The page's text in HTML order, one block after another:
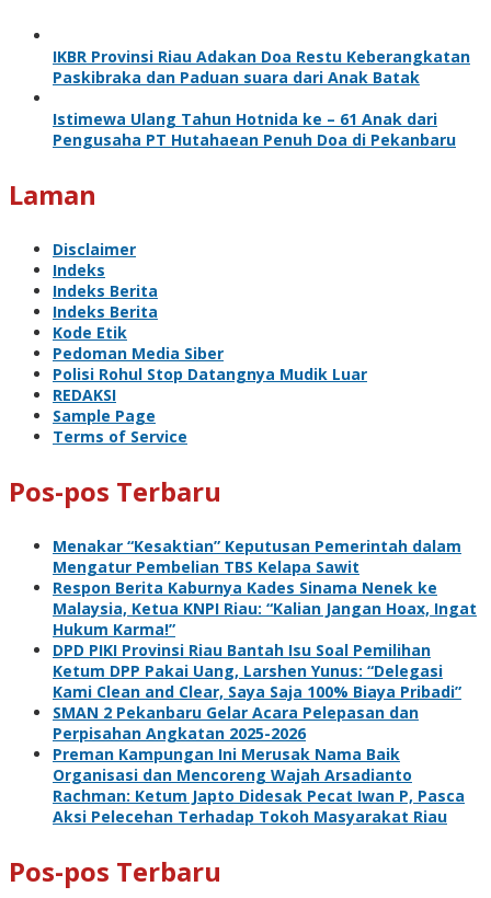
IKBR Provinsi Riau Adakan Doa Restu Keberangkatan
Paskibraka dan Paduan suara dari Anak Batak
Istimewa Ulang Tahun Hotnida ke – 61 Anak dari
Pengusaha PT Hutahaean Penuh Doa di Pekanbaru
Laman
Disclaimer
Indeks
Indeks Berita
Indeks Berita
Kode Etik
Pedoman Media Siber
Polisi Rohul Stop Datangnya Mudik Luar
REDAKSI
Sample Page
Terms of Service
Pos-pos Terbaru
Menakar “Kesaktian” Keputusan Pemerintah dalam
Mengatur Pembelian TBS Kelapa Sawit
Respon Berita Kaburnya Kades Sinama Nenek ke
Malaysia, Ketua KNPI Riau: “Kalian Jangan Hoax, Ingat
Hukum Karma!”
DPD PIKI Provinsi Riau Bantah Isu Soal Pemilihan
Ketum DPP Pakai Uang, Larshen Yunus: “Delegasi
Kami Clean and Clear, Saya Saja 100% Biaya Pribadi”
SMAN 2 Pekanbaru Gelar Acara Pelepasan dan
Perpisahan Angkatan 2025-2026
Preman Kampungan Ini Merusak Nama Baik
Organisasi dan Mencoreng Wajah Arsadianto
Rachman: Ketum Japto Didesak Pecat Iwan P, Pasca
Aksi Pelecehan Terhadap Tokoh Masyarakat Riau
Pos-pos Terbaru